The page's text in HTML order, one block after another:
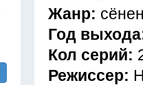
Жанр:
Год
Кол серий:
Режиссер: